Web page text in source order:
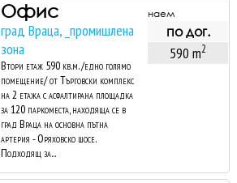
Офис
град Враца, _промишлена
зона
Втори етаж 590 кв.м. /едно голямо
помещение/ от Търговски комплекс
на 2 етажа с асфалтирана площадка
за 120 паркоместа, находяща се в
град Враца на основна пътна
артерия - Оряховско шосе.
Подходящ за...
наем
по дог.
590 m2